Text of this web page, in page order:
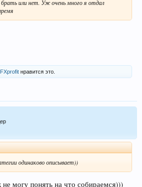
брать или нет. Уж очень много я отдал
FXprofit нравится это.
одинаково описывает))
могу понять на что собираемся)))